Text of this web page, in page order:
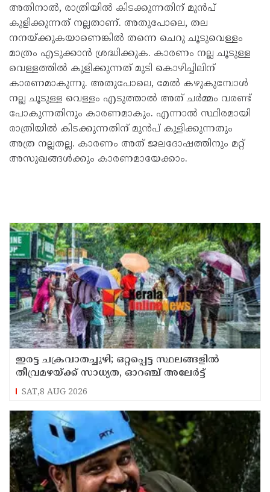
അതിനാല്‍, രാത്രിയില്‍ കിടക്കുന്നതിന് മുന്‍പ്
കുളിക്കുന്നത് നല്ലതാണ്. അതുപോലെ, തല
നനയ്ക്കുകയാണെങ്കില്‍ തന്നെ ചെറു ചൂടുവെള്ളം
മാത്രം എടുക്കാന്‍ ശ്രദ്ധിക്കുക. കാരണം നല്ല ചൂടുള്ള
വെള്ളത്തില്‍ കുളിക്കുന്നത് മുടി കൊഴിച്ചിലിന്
കാരണമാകുന്നു. അതുപോലെ, മേല്‍ കഴുകുമ്പോള്‍
നല്ല ചൂടുള്ള വെള്ളം എടുത്താല്‍ അത് ചര്‍മ്മം വരണ്ട്
പോകുന്നതിനും കാരണമാകും. എന്നാല്‍ സ്ഥിരമായി
രാത്രിയില്‍ കിടക്കുന്നതിന് മുന്‍പ് കുളിക്കുന്നതും
അത്ര നല്ലതല്ല. കാരണം അത് ജലദോഷത്തിനും മറ്റ്
അസുഖങ്ങള്‍ക്കും കാരണമായേക്കാം.
ഇരട്ട ചക്രവാതച്ചുഴി; ഒറ്റപ്പെട്ട സ്ഥലങ്ങളില്‍
തീവ്രമഴയ്ക്ക് സാധ്യത, ഓറഞ്ച് അലേർട്ട്
SAT,8 AUG 2026